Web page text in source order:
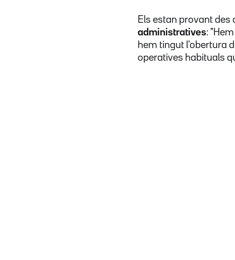
Els estan provant des
administratives:
hem tingut l'obertura
operatives habituals